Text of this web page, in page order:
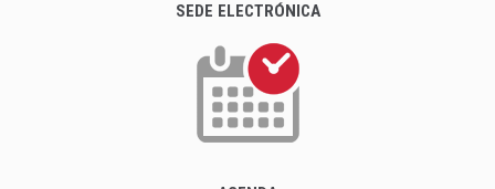
SEDE ELECTRÓNICA